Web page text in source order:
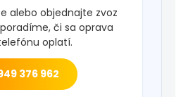
alebo objednajte zvoz
či sa oprava
oplatí.
376 962